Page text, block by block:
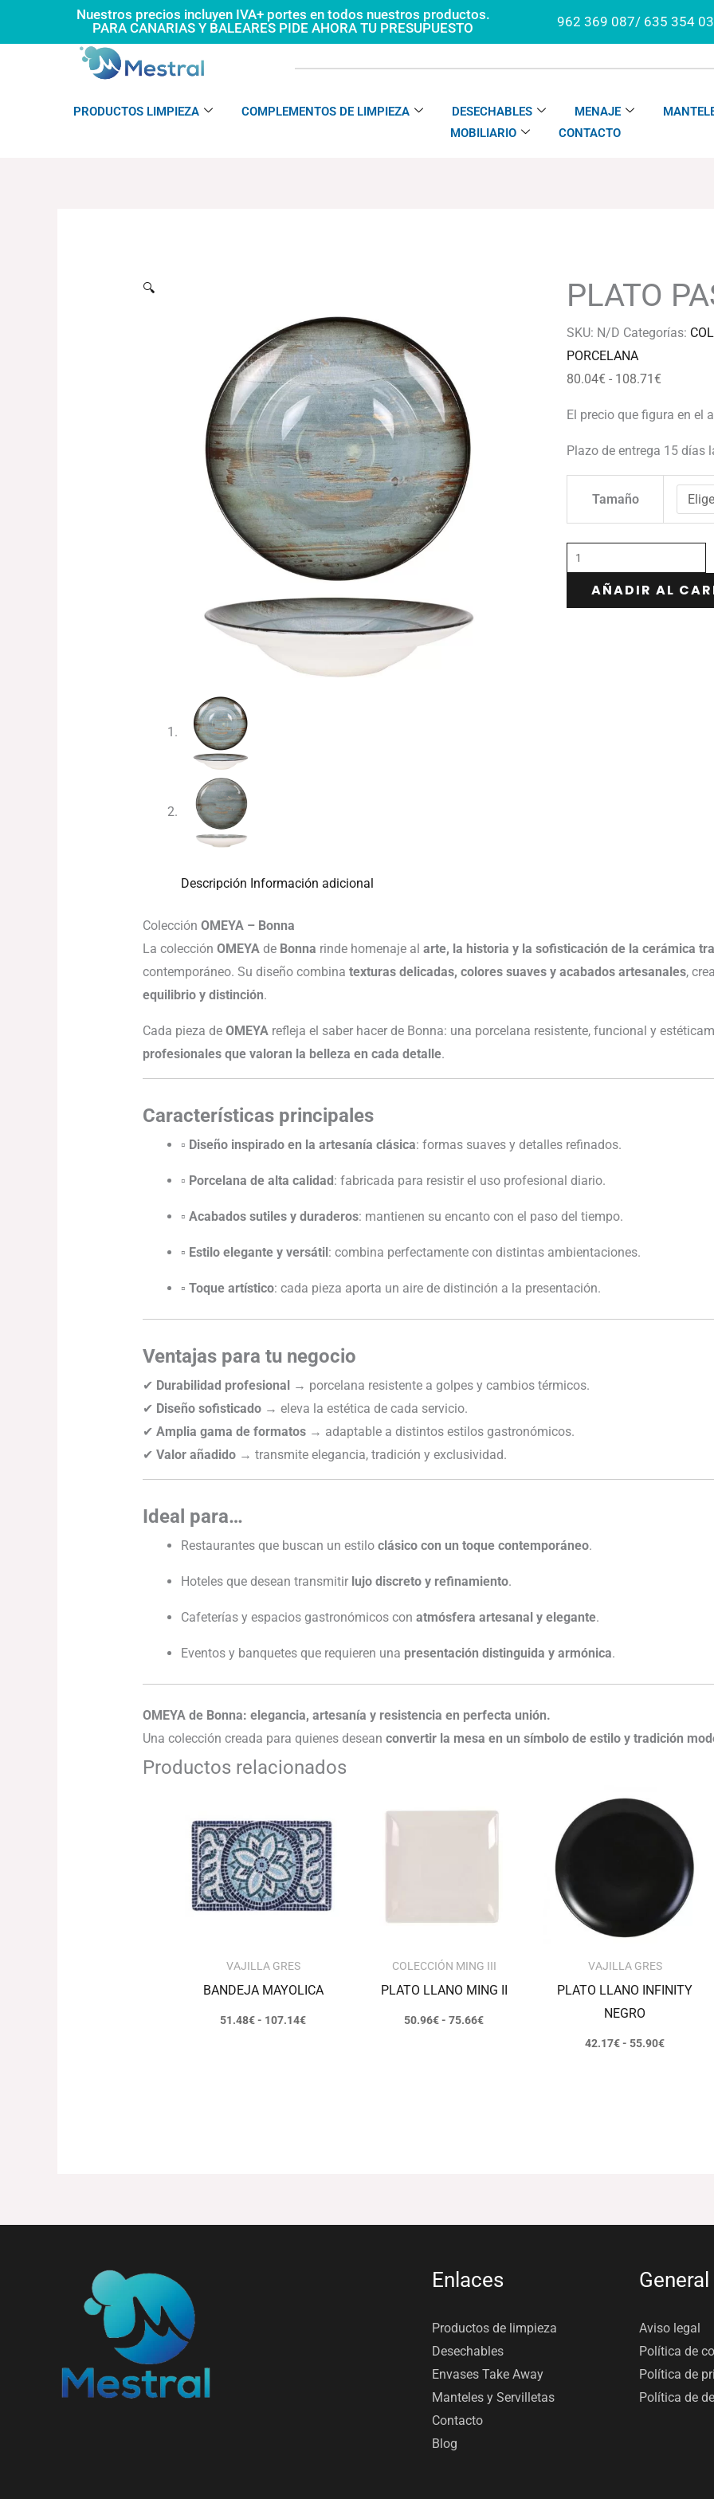
Nuestros precios incluyen IVA+ portes en todos nuestros productos.
PARA CANARIAS Y BALEARES PIDE AHORA TU PRESUPUESTO
962 369 087/ 635 354
PRODUCTOS LIMPIEZA COMPLEMENTOS DE LIMPIEZA DESECHABLES MENAJE
MOBILIARIO
CONTACTO
🔍 PLATO
SKU: N/D Categorías:
PORCELANA
80.04€ - 108.71€
desde
hasta
El precio que figura en el
Plazo de entrega 15 días
Tamaño
cantidad
AÑADIR AL
Descripción Información adicional
Colección OMEYA – Bonna
La colección OMEYA de Bonna rinde homenaje al arte, la historia y la sofisticación de la cerámica
contemporáneo. Su diseño combina texturas delicadas, colores suaves y acabados artesanales,
equilibrio y distinción.
Cada pieza de OMEYA refleja el saber hacer de Bonna: una porcelana resistente, funcional y
profesionales que valoran la belleza en cada detalle.
Características principales
▫ Diseño inspirado en la artesanía clásica: formas suaves y detalles refinados.
▫ Porcelana de alta calidad: fabricada para resistir el uso profesional diario.
▫ Acabados sutiles y duraderos: mantienen su encanto con el paso del tiempo.
▫ Estilo elegante y versátil: combina perfectamente con distintas ambientaciones.
▫ Toque artístico: cada pieza aporta un aire de distinción a la presentación.
Ventajas para tu negocio
✔ Durabilidad profesional→ porcelana resistente a golpes y cambios térmicos.
✔ Diseño sofisticado→ eleva la estética de cada servicio.
✔ Amplia gama de formatos→ adaptable a distintos estilos gastronómicos.
✔ Valor añadido→ transmite elegancia, tradición y exclusividad.
Ideal para…
Restaurantes que buscan un estilo clásico con un toque contemporáneo.
Hoteles que desean transmitir lujo discreto y refinamiento.
Cafeterías y espacios gastronómicos con atmósfera artesanal y elegante.
Eventos y banquetes que requieren una presentación distinguida y armónica.
OMEYA de Bonna: elegancia, artesanía y resistencia en perfecta unión.
Una colección creada para quienes desean convertir la mesa en un símbolo de estilo y tradición
Productos relacionados
VAJILLA GRES
BANDEJA MAYOLICA
51.48€- 107.14€
precios:
desde
51.48€
hasta
107.14€
COLECCIÓN MING III
PLATO LLANO MING II
50.96€- 75.66€
precios:
50.96€
VAJILLA GRES
PLATO LLANO INFINITY
NEGRO
42.17€- 55.90€
precios:
desde
42.17€
hasta
55.90€
Enlaces
Productos de limpieza
Desechables
Envases Take Away
Manteles y Servilletas
Contacto
Blog
General
Aviso legal
Política de
Política de
Política de